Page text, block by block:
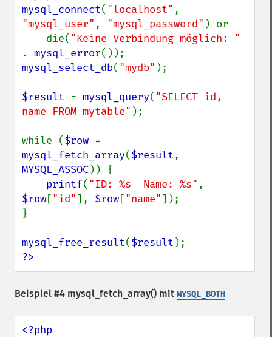
mysql_connect( "localhost"
"mysql_user" , "mysql_password" ) or
    die(
. mysql_error
mysql_select_db( "mydb" );
$result = mysql_query( "SELECT id,
name FROM mytable" );
while ($row
mysql_fetch_array($result
MYSQL_ASSOC)) {
printf( "ID: %s  Name: %s"
$row["id"], $row["name"]);
}
mysql_free_result($result
?>
Beispiel #4 mysql_fetch_array() mit MYSQL_BOTH
<?php